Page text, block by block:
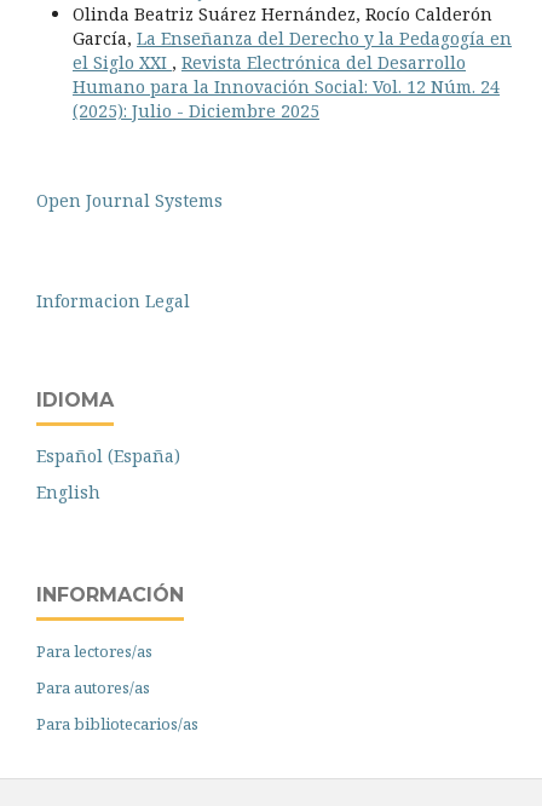
Olinda Beatriz Suárez Hernández, Rocío Calderón
García, La Enseñanza del Derecho y la Pedagogía en
el Siglo XXI , Revista Electrónica del Desarrollo
Humano para la Innovación Social: Vol. 12 Núm. 24
(2025): Julio - Diciembre 2025
Open Journal Systems
Informacion Legal
IDIOMA
Español (España)
English
INFORMACIÓN
Para lectores/as
Para autores/as
Para bibliotecarios/as